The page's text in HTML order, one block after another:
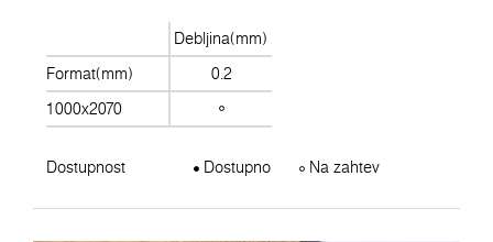
Debljina(mm)
Format(mm)
0.2
1000x2070
Dostupnost Dostupno Na zahtev